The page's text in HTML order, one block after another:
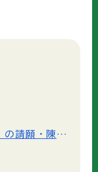
令和8年第3回定例会（9月）の請願・陳情の手続きについて